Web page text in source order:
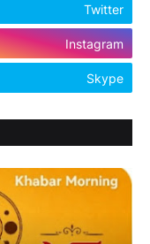
Twitter
Instagram
Skype